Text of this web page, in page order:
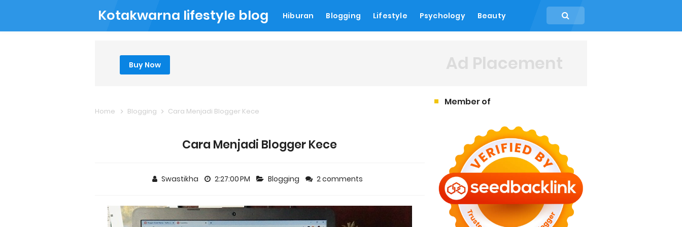
Kotakwarna lifestyle blog Hiburan Blogging Lifestyle Psychology Beauty
Buy Now Ad Placement
Home Blogging Cara Menjadi Blogger Kece
Cara Menjadi Blogger Kece
Swastikha 2:27:00 PM Blogging 2 comments
Member of